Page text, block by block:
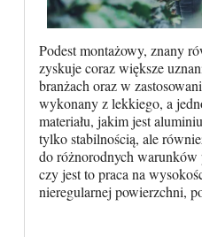
Podest montażowy, znany
zyskuje coraz większe
branżach oraz w
wykonany z lekkiego, a
materiału, jakim jest
tylko stabilnością, ale
do różnorodnych warunków
czy jest to praca na
nieregularnej powierzchni,